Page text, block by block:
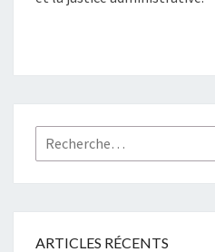
C
T
Rechercher :
ARTICLES RÉCENTS